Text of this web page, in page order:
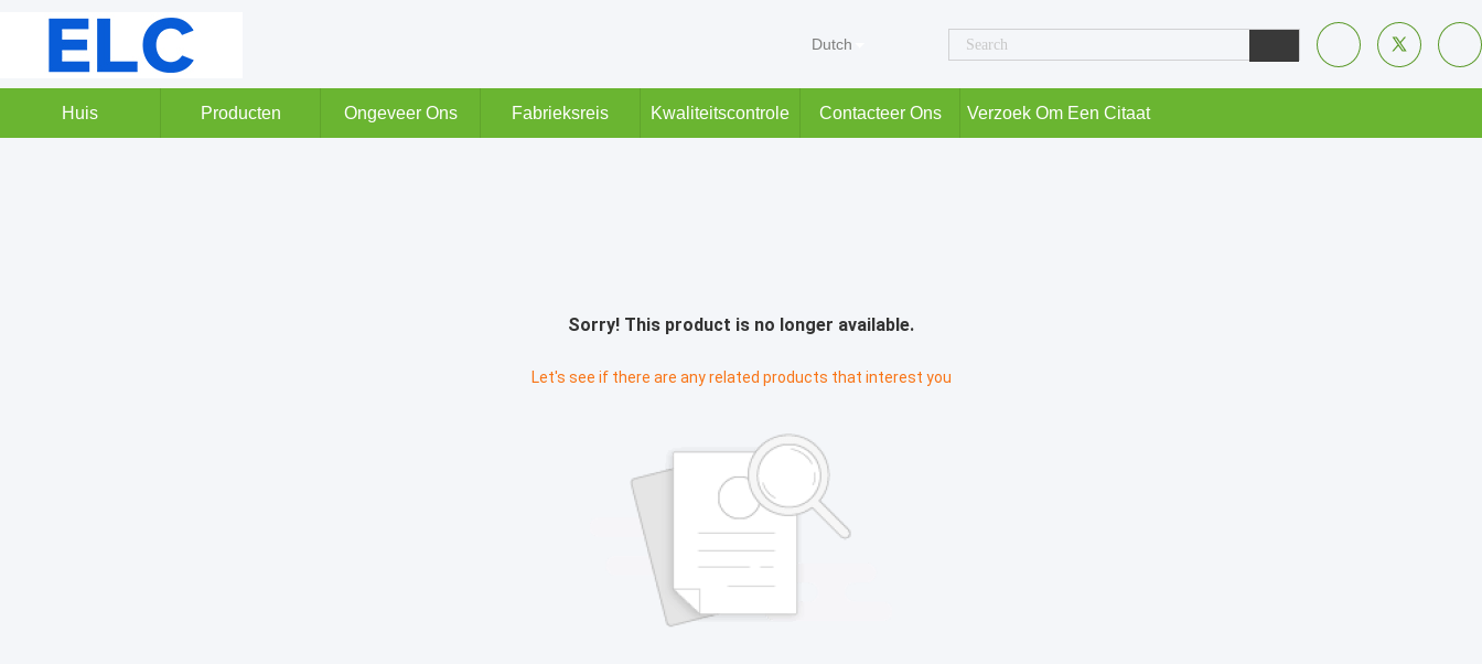
Dutch
Huis Producten Ongeveer Ons Fabrieksreis Kwaliteitscontrole Contacteer Ons Verzoek Om Een Citaat
Sorry! This product is no longer available.
Let's see if there are any related products that interest you